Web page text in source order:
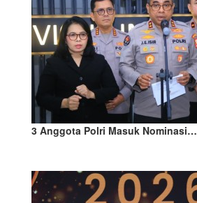
3 Anggota Polri Masuk Nominasi…